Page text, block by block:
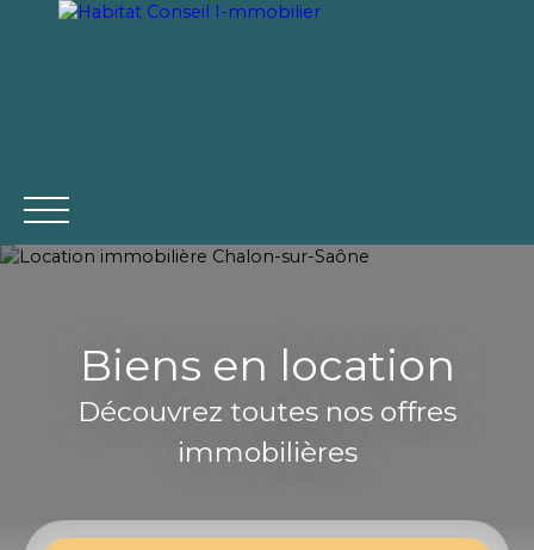
ACCUEIL ACHAT VENTE LOCATION
Biens en location
Découvrez toutes nos offres
immobilières